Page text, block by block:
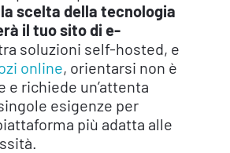
la scelta della tecnologia
il tuo sito di e-
soluzioni self-hosted, e
online, orientarsi non è
e richiede un’attenta
esigenze per
più adatta alle